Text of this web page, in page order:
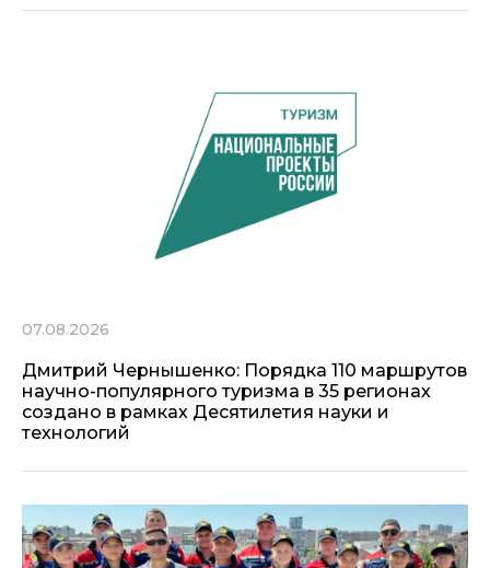
07.08.2026
Дмитрий Чернышенко: Порядка 110 маршрутов
научно-популярного туризма в 35 регионах
создано в рамках Десятилетия науки и
технологий